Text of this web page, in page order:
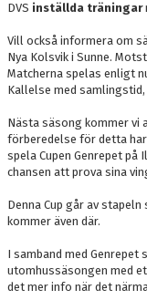
DVS inställda träningar
Vill också informera om
Nya Kolsvik i Sunne.
Matcherna spelas enligt
Kallelse med
Nästa säsong kommer vi
förberedelse för detta
spela Cupen Genrepet
chansen att prova sina
Denna Cup går av
kommer även där.
I samband med Genrepet
utomhussäsongen med
det mer info när det